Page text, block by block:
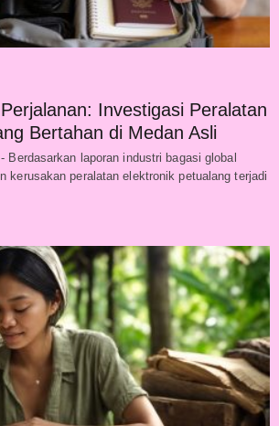
Investigasi Peralatan
Bertahan di Medan Asli
Berdasarkan laporan industri bagasi global
kerusakan peralatan elektronik petualang terjadi